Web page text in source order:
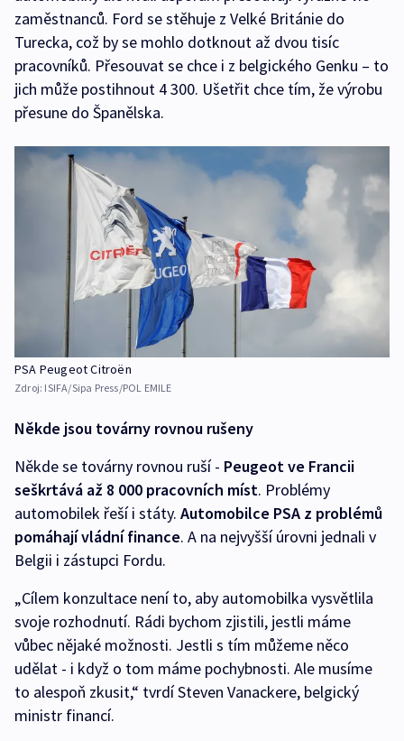
zaměstnanců. Ford se stěhuje z Velké Británie do
Turecka, což by se mohlo dotknout až dvou tisíc
pracovníků. Přesouvat se chce i z belgického Genku – to
jich může postihnout 4 300. Ušetřit chce tím, že výrobu
přesune do Španělska.
PSA Peugeot Citroën
Zdroj: ISIFA/Sipa Press/POL EMILE
Někde jsou továrny rovnou rušeny
Někde se továrny rovnou ruší - Peugeot ve Francii
seškrtává až 8 000 pracovních míst. Problémy
automobilek řeší i státy. Automobilce PSA z problémů
pomáhají vládní finance. A na nejvyšší úrovni jednali v
Belgii i zástupci Fordu.
„Cílem konzultace není to, aby automobilka vysvětlila
svoje rozhodnutí. Rádi bychom zjistili, jestli máme
vůbec nějaké možnosti. Jestli s tím můžeme něco
udělat - i když o tom máme pochybnosti. Ale musíme
to alespoň zkusit,“ tvrdí Steven Vanackere, belgický
ministr financí.